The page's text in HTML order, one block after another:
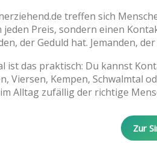
treffen sich
Preis, sondern einen
der Geduld hat. Jemanden,
ist das praktisch: Du kannst
Viersen, Kempen, Schwalmtal
Alltag zufällig der richtige
Zur